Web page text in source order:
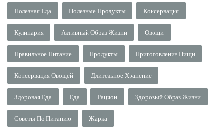
Полезная Еда Полезные Продукты Консервация
Кулинария Активный Образ Жизни Овощи
Правильное Питание Продукты Приготовление Пищи
Консервация Овощей Длительное Хранение
Здоровая Еда Еда Рацион Здоровый Образ Жизни
Советы По Питанию Жарка